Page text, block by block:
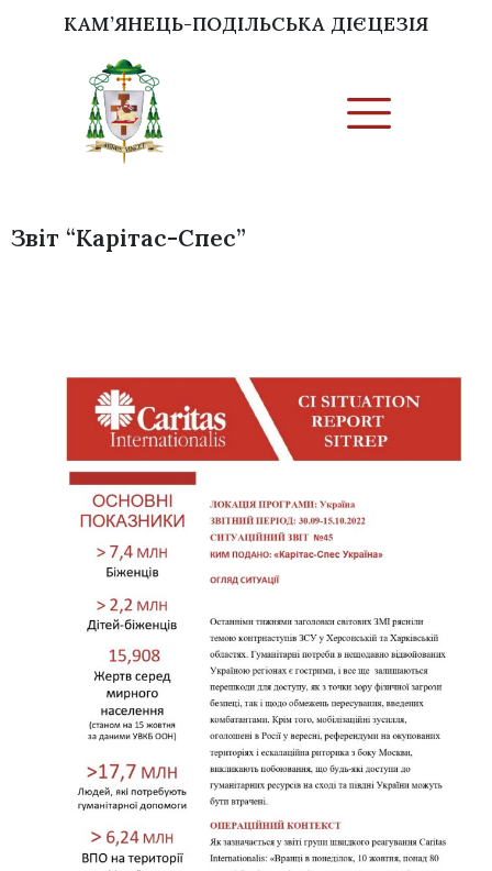
КАМ’ЯНЕЦЬ-ПОДІЛЬСЬКА ДІЄЦЕЗІЯ
Звіт “Карітас-Спес”